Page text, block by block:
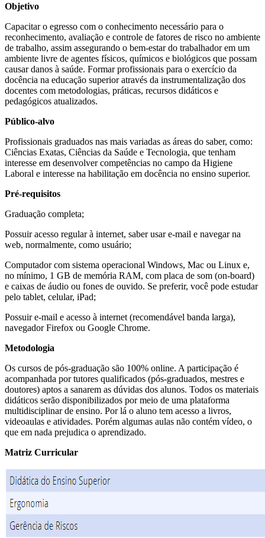
Objetivo
Capacitar o egresso com o conhecimento necessário para o
reconhecimento, avaliação e controle de fatores de risco no ambiente
de trabalho, assim assegurando o bem-estar do trabalhador em um
ambiente livre de agentes físicos, químicos e biológicos que possam
causar danos à saúde. Formar profissionais para o exercício da
docência na educação superior através da instrumentalização dos
docentes com metodologias, práticas, recursos didáticos e
pedagógicos atualizados.
Público-alvo
Profissionais graduados nas mais variadas as áreas do saber, como:
Ciências Exatas, Ciências da Saúde e Tecnologia, que tenham
interesse em desenvolver competências no campo da Higiene
Laboral e interesse na habilitação em docência no ensino superior.
Pré-requisitos
Graduação completa;
Possuir acesso regular à internet, saber usar e-mail e navegar na
web, normalmente, como usuário;
Computador com sistema operacional Windows, Mac ou Linux e,
no mínimo, 1 GB de memória RAM, com placa de som (on-board)
e caixas de áudio ou fones de ouvido. Se preferir, você pode estudar
pelo tablet, celular, iPad;
Possuir e-mail e acesso à internet (recomendável banda larga),
navegador Firefox ou Google Chrome.
Metodologia
Os cursos de pós-graduação são 100% online. A participação é
acompanhada por tutores qualificados (pós-graduados, mestres e
doutores) aptos a sanarem as dúvidas dos alunos. Todos os materiais
didáticos serão disponibilizados por meio de uma plataforma
multidisciplinar de ensino. Por lá o aluno tem acesso a livros,
videoaulas e atividades. Porém algumas aulas não contém vídeo, o
que em nada prejudica o aprendizado.
Matriz Curricular